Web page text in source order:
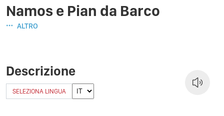
Namos e Pian da Barco
ALTRO
Descrizione
SELEZIONA LINGUA